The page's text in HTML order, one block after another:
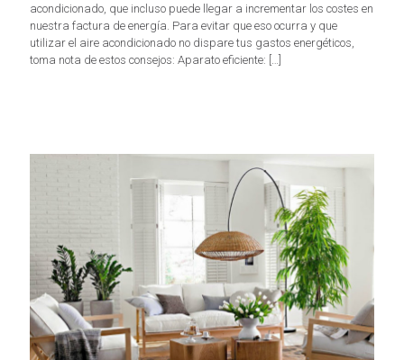
acondicionado, que incluso puede llegar a incrementar los costes en
nuestra factura de energía. Para evitar que eso ocurra y que
utilizar el aire acondicionado no dispare tus gastos energéticos,
toma nota de estos consejos: Aparato eficiente: